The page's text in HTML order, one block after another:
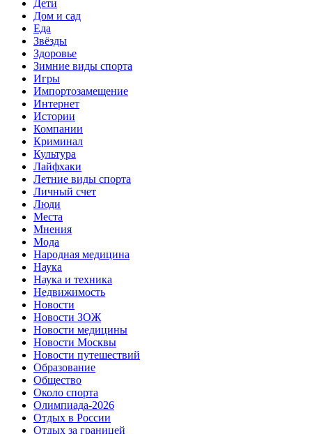
Дети
Дом и сад
Еда
Звёзды
Здоровье
Зимние виды спорта
Игры
Импортозамещение
Интернет
Истории
Компании
Криминал
Культура
Лайфхаки
Летние виды спорта
Личный счет
Люди
Места
Мнения
Мода
Народная медицина
Наука
Наука и техника
Недвижимость
Новости
Новости ЗОЖ
Новости медицины
Новости Москвы
Новости путешествий
Образование
Общество
Около спорта
Олимпиада-2026
Отдых в России
Отдых за границей